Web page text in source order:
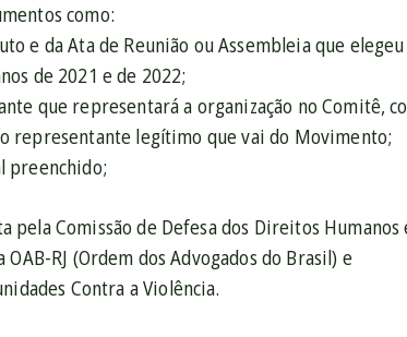
como:
e da Ata de Reunião ou Assembleia que
de 2021 e de 2022;
que representará a organização no Comitê,
representante legítimo que vai do Movimento;
preenchido;
pela Comissão de Defesa dos Direitos Humanos
RJ (Ordem dos Advogados do Brasil) e
Contra a Violência.